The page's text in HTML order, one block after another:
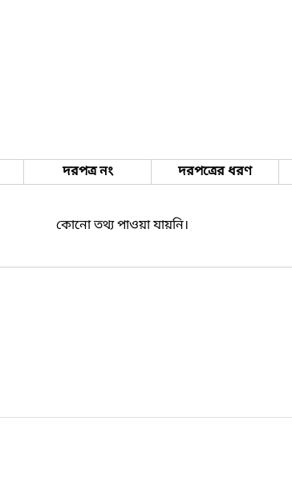
দরপত্র নং দরপত্রের ধরণ
কোনো তথ্য পাওয়া যায়নি।